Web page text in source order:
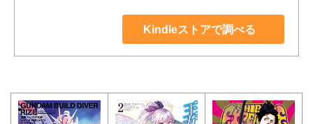
Kindleストアで調べる